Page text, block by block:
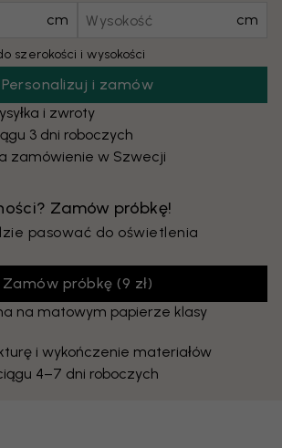
cm
cm
szerokości i wysokości
Personalizuj i zamów
i zwroty
3 dni roboczych
zamówienie w Szwecji
Zamów próbkę!
pasować do oświetlenia
Zamów próbkę (9 zł)
na matowym papierze klasy
i wykończenie materiałów
4–7 dni roboczych